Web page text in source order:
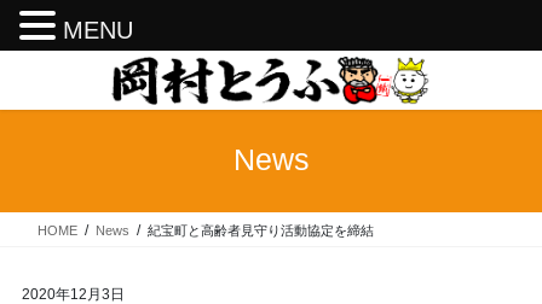
テ
ス
ゲ
ン
News
HOME News 紀宝町と高齢者見守り活動協定を締結
2020年12月3日
MENU